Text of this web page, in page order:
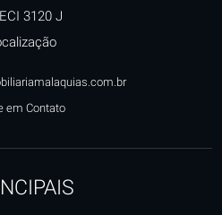
3120 J
em Contato